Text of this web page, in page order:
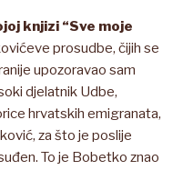
knjizi “Sve moje
prosudbe, čijih se
upozoravao sam
djelatnik Udbe,
hrvatskih emigranata,
za što je poslije
To je Bobetko znao